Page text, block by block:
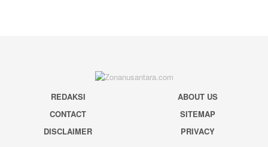
REDAKSI
ABOUT US
CONTACT
SITEMAP
DISCLAIMER
PRIVACY